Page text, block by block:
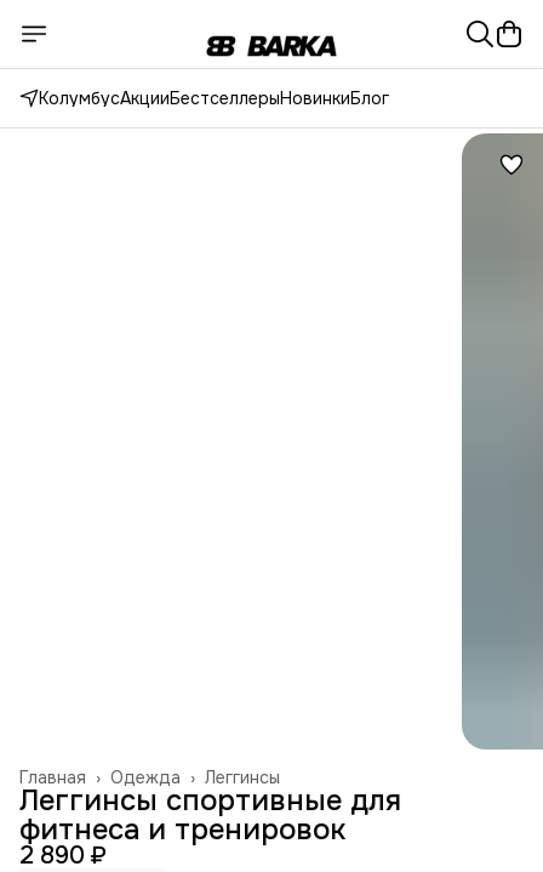
КолумбусАкцииБестселлерыНовинкиБлог
Леггинсы
Одежда ›
Главная ›
Леггинсы спортивные для
фитнеса и тренировок
2 890 ₽